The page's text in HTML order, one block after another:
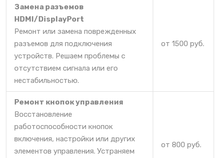
Замена разъемов
HDMI/DisplayPort
Ремонт или замена поврежденных
разъемов для подключения
устройств. Решаем проблемы с
отсутствием сигнала или его
нестабильностью.
от 1500 руб.
Ремонт кнопок управления
Восстановление
работоспособности кнопок
включения, настройки или других
элементов управления. Устраняем
от 800 руб.